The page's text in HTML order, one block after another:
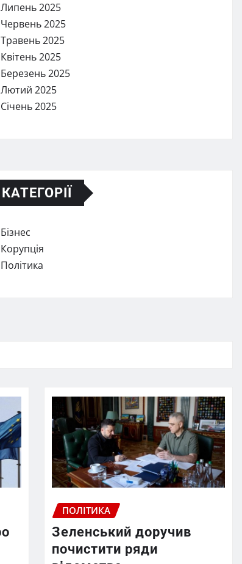
Липень 2025
Червень 2025
Травень 2025
Квітень 2025
Березень 2025
Лютий 2025
Січень 2025
КАТЕГОРІЇ
Бізнес
Корупція
Політика
ПОЛІТИКА
Зеленський доручив
почистити ряди